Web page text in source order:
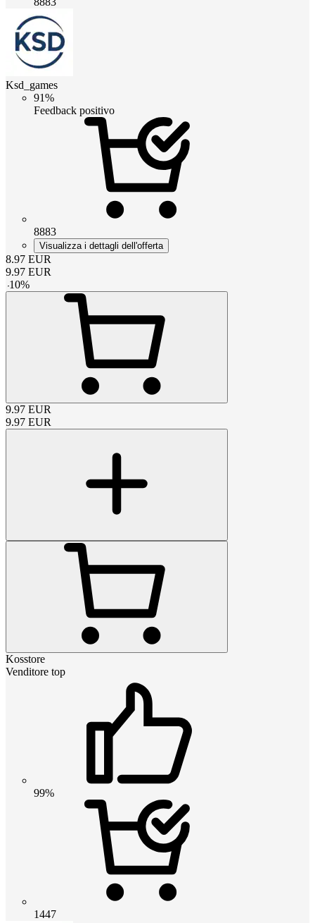
Ksd_games
91%
Feedback positivo
8883
Visualizza i dettagli dell'offerta
8.97 EUR
9.97 EUR
-10%
9.97 EUR
9.97 EUR
Kosstore
Venditore top
99%
1447